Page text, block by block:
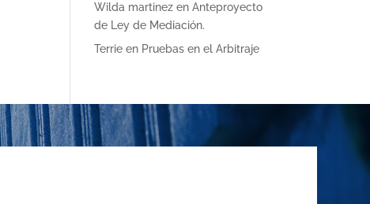
Wilda martinezen Anteproyecto
de Ley de Mediación.
Terrieen Pruebas en el Arbitraje